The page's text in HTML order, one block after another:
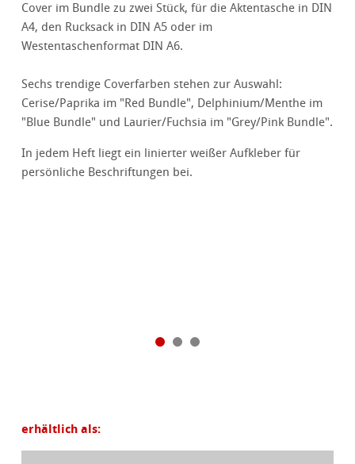
Cover im Bundle zu zwei Stück, für die Aktentasche in DIN
A4, den Rucksack in DIN A5 oder im
Westentaschenformat DIN A6.
Sechs trendige Coverfarben stehen zur Auswahl:
Cerise/Paprika im "Red Bundle", Delphinium/Menthe im
"Blue Bundle" und Laurier/Fuchsia im "Grey/Pink Bundle".
In jedem Heft liegt ein linierter weißer Aufkleber für
persönliche Beschriftungen bei.
erhältlich als: